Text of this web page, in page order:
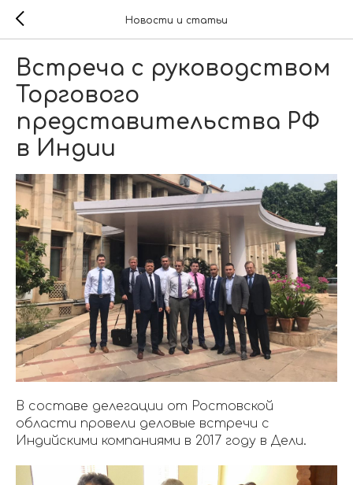
Новости и статьи
Встреча с руководством
Торгового
представительства РФ
в Индии
В составе делегации от Ростовской
области провели деловые встречи с
Индийскими компаниями в 2017 году в Дели.